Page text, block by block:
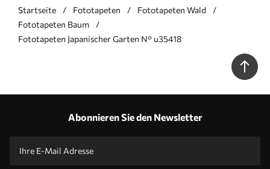
Startseite Fototapeten
Fototapeten Wald
Fototapeten Baum
Fototapeten Japanischer Garten N° u35418
Abonnieren Sie den Newsletter